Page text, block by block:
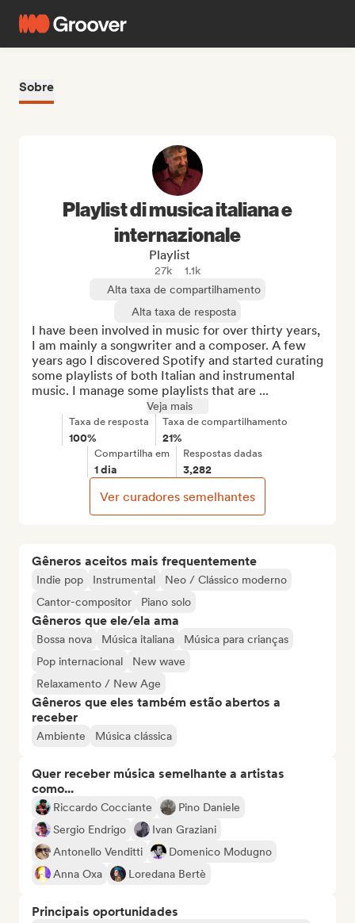
Sobre
Gêneros aceitos mais frequentemente
Indie pop Instrumental
Neo / Clássico moderno
Cantor-compositor
Piano solo
Gêneros que ele/ela ama
Bossa nova Música italiana
Música para crianças
Pop internacional
New wave
Relaxamento / New Age
Gêneros que eles também estão abertos a
receber
Ambiente Música clássica
Quer receber música semelhante a artistas
como...
Riccardo Cocciante
Pino Daniele
Sergio Endrigo
Ivan Graziani
Antonello Venditti
Domenico Modugno
Anna Oxa
Loredana Bertè
Principais oportunidades
Playlist di musica italiana e
internazionale
Playlist
27k
1.1k
Alta taxa de compartilhamento
Alta taxa de resposta
I have been involved in music for over thirty years,
I am mainly a songwriter and a composer. A few
years ago I discovered Spotify and started curating
some playlists of both Italian and instrumental
music. I manage some playlists that are ...
Veja mais
Taxa de resposta
100%
Taxa de compartilhamento
21%
Compartilha em
1 dia
Respostas dadas
3,282
Ver curadores semelhantes